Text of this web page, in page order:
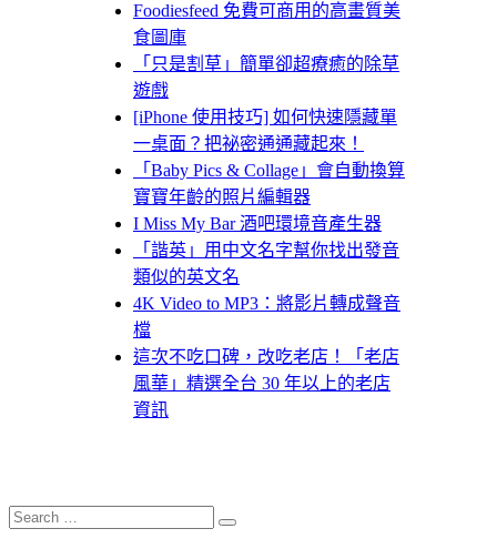
Foodiesfeed 免費可商用的高畫質美
食圖庫
「只是割草」簡單卻超療癒的除草
遊戲
[iPhone 使用技巧] 如何快速隱藏單
一桌面？把祕密通通藏起來！
「Baby Pics & Collage」會自動換算
寶寶年齡的照片編輯器
I Miss My Bar 酒吧環境音產生器
「諧英」用中文名字幫你找出發音
類似的英文名
4K Video to MP3：將影片轉成聲音
檔
這次不吃口碑，改吃老店！「老店
風華」精選全台 30 年以上的老店
資訊
Search
for:
Search